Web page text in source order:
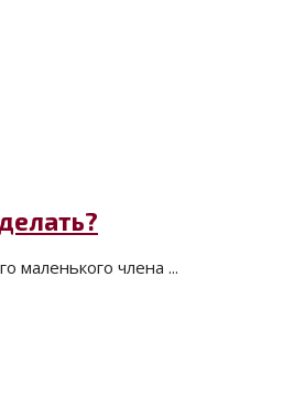
маленького члена ...